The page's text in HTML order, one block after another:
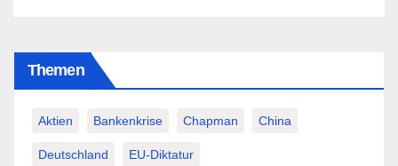
Themen
Aktien Bankenkrise Chapman China
Deutschland EU-Diktatur